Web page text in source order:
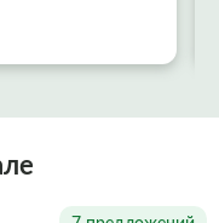
любит
любовь
покорило
и интересы